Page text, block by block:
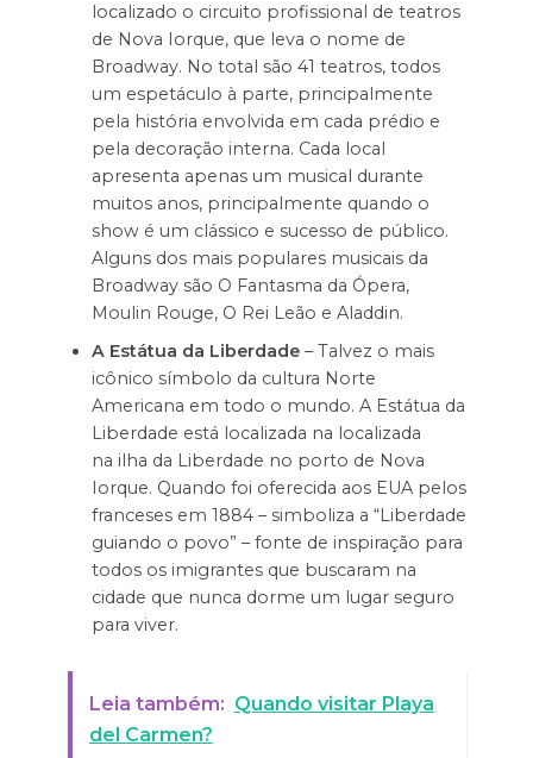
localizado o circuito profissional de teatros
de Nova Iorque, que leva o nome de
Broadway. No total são 41 teatros, todos
um espetáculo à parte, principalmente
pela história envolvida em cada prédio e
pela decoração interna. Cada local
apresenta apenas um musical durante
muitos anos, principalmente quando o
show é um clássico e sucesso de público.
Alguns dos mais populares musicais da
Broadway são O Fantasma da Ópera,
Moulin Rouge, O Rei Leão e Aladdin.
A Estátua da Liberdade – Talvez o mais
icônico símbolo da cultura Norte
Americana em todo o mundo. A Estátua da
Liberdade está localizada na localizada
na ilha da Liberdade no porto de Nova
Iorque. Quando foi oferecida aos EUA pelos
franceses em 1884 – simboliza a “Liberdade
guiando o povo” – fonte de inspiração para
todos os imigrantes que buscaram na
cidade que nunca dorme um lugar seguro
para viver.
Leia também: Quando visitar Playa
del Carmen?